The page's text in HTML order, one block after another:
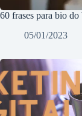
60 frases para bio
05/01/2023